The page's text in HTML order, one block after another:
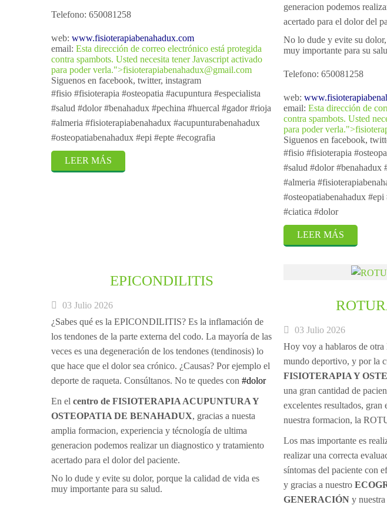
Telefono: 650081258
web: www.fisioterapiabenahadux.com
email: Esta dirección de correo electrónico está protegida
contra spambots. Usted necesita tener Javascript activado
para poder verla.">fisioterapiabenahadux@gmail.com
Siguenos en facebook, twitter, instagram
#fisio #fisioterapia #osteopatia #acupuntura #especialista
#salud #dolor #benahadux #pechina #huercal #gador #rioja
#almeria #fisioterapiabenahadux #acupunturabenahadux
#osteopatiabenahadux #epi #epte #ecografia
LEER MÁS
generacion podemos
acertado para el dolor del
No lo dude y evite su
muy importante para su
Telefono: 650081258
web:
email: Esta dirección de
contra spambots. Usted
para poder verla.">
Siguenos en facebook,
#fisio #fisioterapia
#salud #dolor #benahadux
#almeria
#osteopatiabenahadux
#ciatica #dolor
LEER MÁS
EPICONDILITIS
03 Julio 2026
¿Sabes qué es la EPICONDILITIS? Es la inflamación de
los tendones de la parte externa del codo. La mayoría de las
veces es una degeneración de los tendones (tendinosis) lo
que hace que el dolor sea crónico. ¿Causas? Por ejemplo el
deporte de raqueta. Consúltanos. No te quedes con #dolor
En el centro de FISIOTERAPIA ACUPUNTURA Y
OSTEOPATIA DE BENAHADUX, gracias a nuesta
amplia formacion, experiencia y técnología de ultima
generacion podemos realizar un diagnostico y tratamiento
acertado para el dolor del paciente.
No lo dude y evite su dolor, porque la calidad de vida es
muy importante para su salud.
03 Julio 2026
Hoy voy a hablaros de
mundo deportivo, y por la
FISIOTERAPIA Y
una gran cantidad de
excelentes resultados,
nuestra formacion, la
Los mas importante es
realizar una correcta
síntomas del paciente con
y gracias a nuestro
GENERACIÓNy nuestra